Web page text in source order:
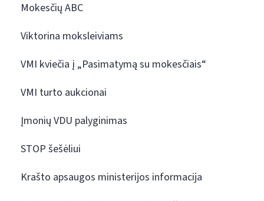
Mokesčių ABC
Viktorina moksleiviams
VMI kviečia į „Pasimatymą su mokesčiais“
VMI turto aukcionai
Įmonių VDU palyginimas
STOP šešėliui
Krašto apsaugos ministerijos informacija